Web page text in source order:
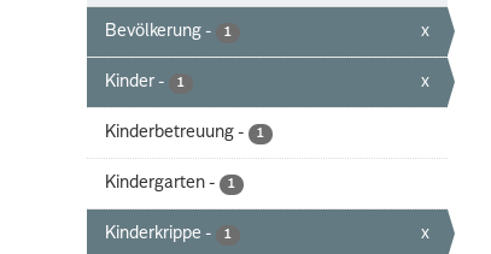
Bevölkerung - 1 x
Kinder - 1 x
Kinderbetreuung - 1
Kindergarten - 1
Kinderkrippe - 1 x